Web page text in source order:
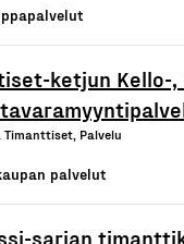
ketjun Kello-,
Timanttiset, Palvelu
palvelut
sarjan